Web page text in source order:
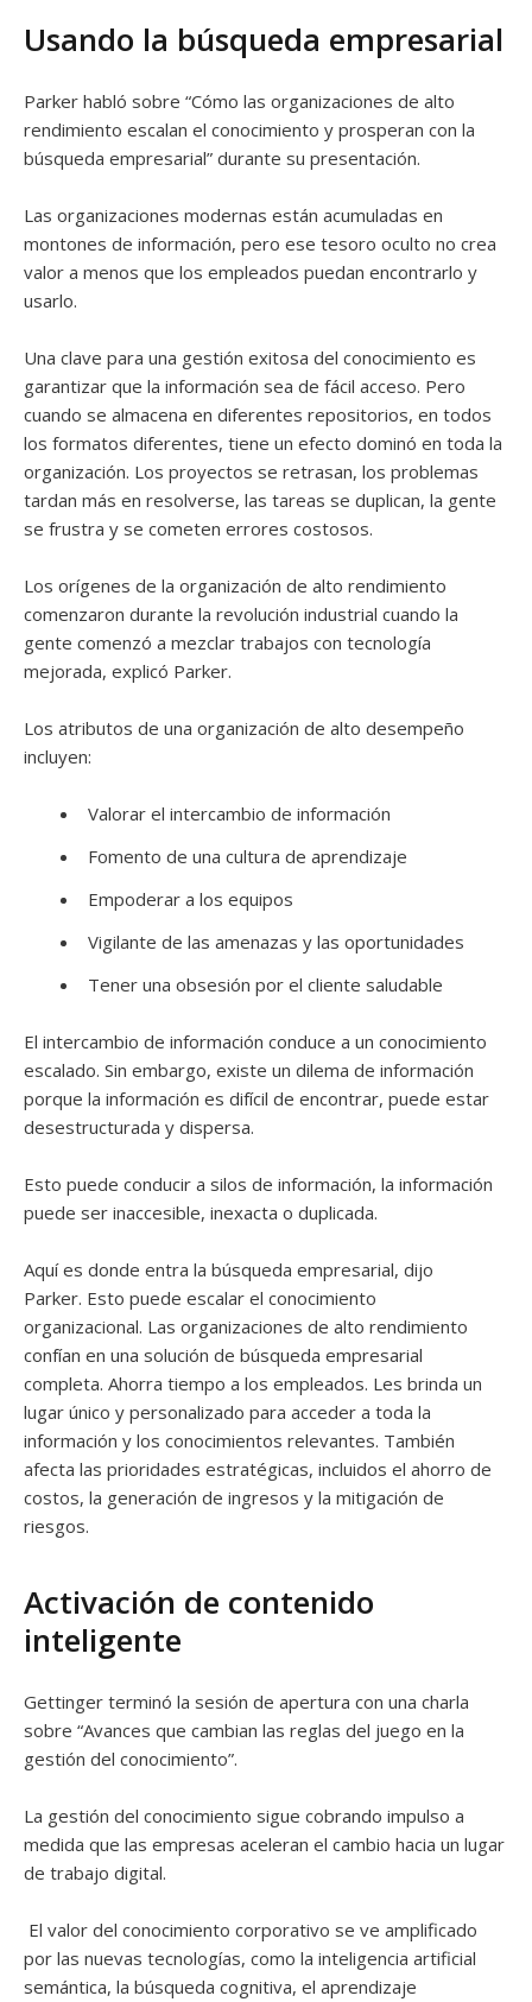
Usando la búsqueda empresarial
Parker habló sobre “Cómo las organizaciones de alto
rendimiento escalan el conocimiento y prosperan con la
búsqueda empresarial” durante su presentación.
Las organizaciones modernas están acumuladas en
montones de información, pero ese tesoro oculto no crea
valor a menos que los empleados puedan encontrarlo y
usarlo.
Una clave para una gestión exitosa del conocimiento es
garantizar que la información sea de fácil acceso. Pero
cuando se almacena en diferentes repositorios, en todos
los formatos diferentes, tiene un efecto dominó en toda la
organización. Los proyectos se retrasan, los problemas
tardan más en resolverse, las tareas se duplican, la gente
se frustra y se cometen errores costosos.
Los orígenes de la organización de alto rendimiento
comenzaron durante la revolución industrial cuando la
gente comenzó a mezclar trabajos con tecnología
mejorada, explicó Parker.
Los atributos de una organización de alto desempeño
incluyen:
Valorar el intercambio de información
Fomento de una cultura de aprendizaje
Empoderar a los equipos
Vigilante de las amenazas y las oportunidades
Tener una obsesión por el cliente saludable
El intercambio de información conduce a un conocimiento
escalado. Sin embargo, existe un dilema de información
porque la información es difícil de encontrar, puede estar
desestructurada y dispersa.
Esto puede conducir a silos de información, la información
puede ser inaccesible, inexacta o duplicada.
Aquí es donde entra la búsqueda empresarial, dijo
Parker. Esto puede escalar el conocimiento
organizacional. Las organizaciones de alto rendimiento
confían en una solución de búsqueda empresarial
completa. Ahorra tiempo a los empleados. Les brinda un
lugar único y personalizado para acceder a toda la
información y los conocimientos relevantes. También
afecta las prioridades estratégicas, incluidos el ahorro de
costos, la generación de ingresos y la mitigación de
riesgos.
Activación de contenido
inteligente
Gettinger terminó la sesión de apertura con una charla
sobre “Avances que cambian las reglas del juego en la
gestión del conocimiento”.
La gestión del conocimiento sigue cobrando impulso a
medida que las empresas aceleran el cambio hacia un lugar
de trabajo digital.
El valor del conocimiento corporativo se ve amplificado
por las nuevas tecnologías, como la inteligencia artificial
semántica, la búsqueda cognitiva, el aprendizaje